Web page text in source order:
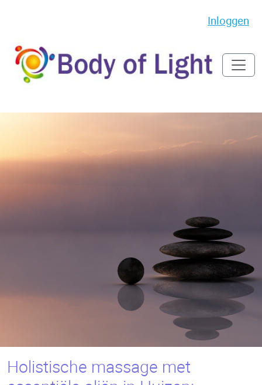
Inloggen
Holistische massage met